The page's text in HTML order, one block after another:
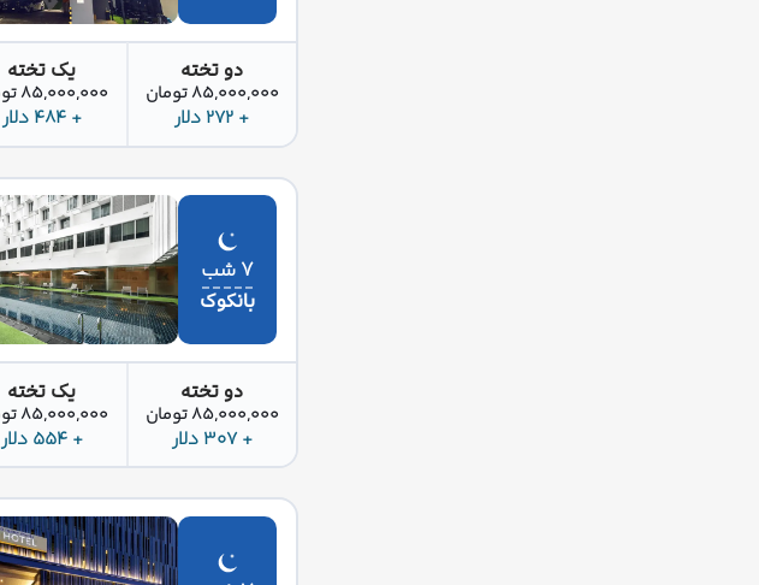
دو تخته
85,000,000 تومان
+ 272 دلار
یک تخته
85,000,000 تومان
+ 484 دلار
۷ شب
بانکوک
دو تخته
85,000,000 تومان
+ 307 دلار
یک تخته
85,000,000 تومان
+ 554 دلار